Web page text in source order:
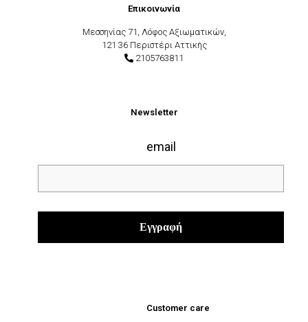
Επικοινωνία
Μεσσηνίας 71, Λόφος Αξιωματικών,
121 36 Περιστέρι Αττικής
2105763811
Newsletter
email
Customer care